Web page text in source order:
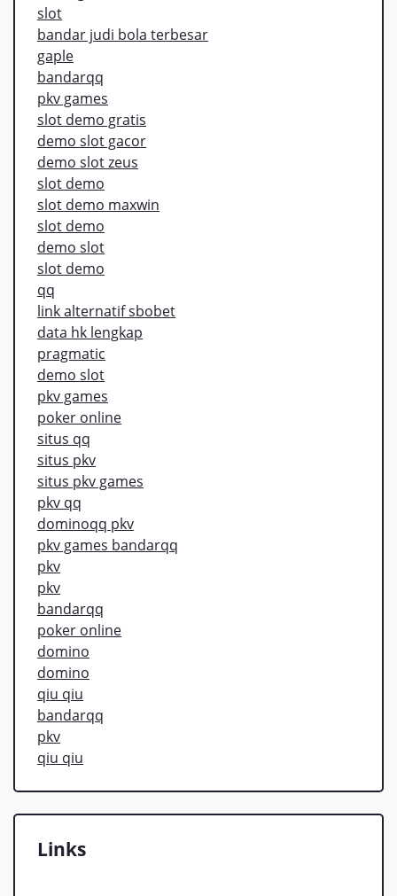
slot
bandar judi bola terbesar
gaple
bandarqq
pkv games
slot demo gratis
demo slot gacor
demo slot zeus
slot demo
slot demo maxwin
slot demo
demo slot
slot demo
qq
link alternatif sbobet
data hk lengkap
pragmatic
demo slot
pkv games
poker online
situs qq
situs pkv
situs pkv games
pkv qq
dominoqq pkv
pkv games bandarqq
pkv
pkv
bandarqq
poker online
domino
domino
qiu qiu
bandarqq
pkv
qiu qiu
Links